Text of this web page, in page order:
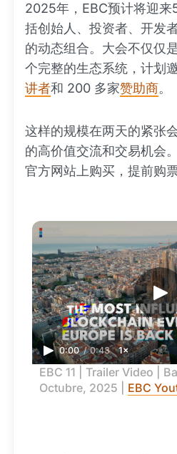
2025年，EBC预计将迎
括创始人、投资者、开发
的动态组合。大会不仅仅
个完整的生态系统，计划
讲者和 200 多家赞助商。
这样的规模在两天的紧张
的高价值交流和交易机会
官方网站上购买，提前购
0:00 / 0:43 1×
EBC 11 | Trailer Video |
Octubre, 2025 | EBC